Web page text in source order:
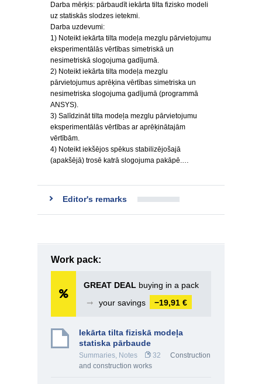
Darba mērķis: pārbaudīt iekārta tilta fizisko modeli
uz statiskās slodzes ietekmi.
Darba uzdevumi:
1) Noteikt iekārta tilta modeļa mezglu pārvietojumu
eksperimentālās vērtības simetriskā un
nesimetriskā slogojuma gadījumā.
2) Noteikt iekārta tilta modeļa mezglu
pārvietojumus aprēķina vērtības simetriska un
nesimetriska slogojuma gadījumā (programmā
ANSYS).
3) Salīdzināt tilta modeļa mezglu pārvietojumu
eksperimentālās vērtības ar aprēķinātajām
vērtībām.
4) Noteikt iekšējos spēkus stabilizējošajā
(apakšējā) trosē katrā slogojuma pakāpē.…
Editor's remarks
Work pack:
GREAT DEAL buying in a pack
➞
your savings −19,91 €
Iekārta tilta fiziskā modeļa
statiska pārbaude
Summaries, Notes 32
Construction
and construction works